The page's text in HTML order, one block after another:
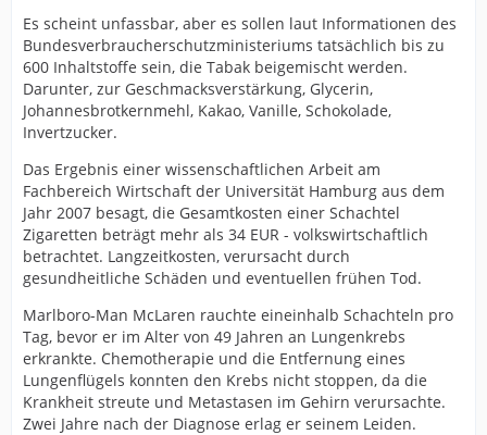
Es scheint unfassbar, aber es sollen laut Informationen des
Bundesverbraucherschutzministeriums tatsächlich bis zu
600 Inhaltstoffe sein, die Tabak beigemischt werden.
Darunter, zur Geschmacksverstärkung, Glycerin,
Johannesbrotkernmehl, Kakao, Vanille, Schokolade,
Invertzucker.
Das Ergebnis einer wissenschaftlichen Arbeit am
Fachbereich Wirtschaft der Universität Hamburg aus dem
Jahr 2007 besagt, die Gesamtkosten einer Schachtel
Zigaretten beträgt mehr als 34 EUR - volkswirtschaftlich
betrachtet. Langzeitkosten, verursacht durch
gesundheitliche Schäden und eventuellen frühen Tod.
Marlboro-Man McLaren rauchte eineinhalb Schachteln pro
Tag, bevor er im Alter von 49 Jahren an Lungenkrebs
erkrankte. Chemotherapie und die Entfernung eines
Lungenflügels konnten den Krebs nicht stoppen, da die
Krankheit streute und Metastasen im Gehirn verursachte.
Zwei Jahre nach der Diagnose erlag er seinem Leiden.